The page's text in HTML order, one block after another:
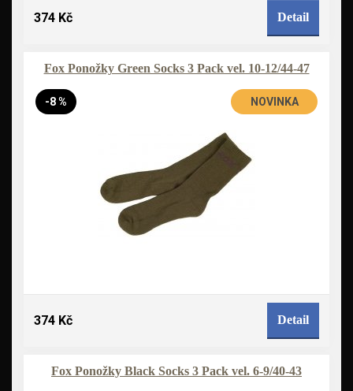
374 Kč Detail
Fox Ponožky Green Socks 3 Pack vel. 10-12/44-47
-8 % NOVINKA
374 Kč Detail
Fox Ponožky Black Socks 3 Pack vel. 6-9/40-43